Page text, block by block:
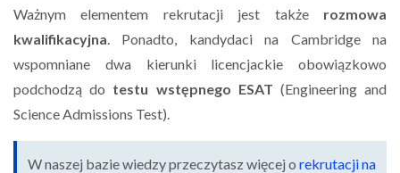
Ważnym elementem rekrutacji jest takżerozmowa
kwalifikacyjna . Ponadto, kandydaci na Cambridge na
wspomniane dwa kierunki licencjackie obowiązkowo
podchodzą do testu wstępnego ESAT (Engineering and
Science Admissions Test).
W naszej bazie wiedzy przeczytasz więcej o rekrutacji na